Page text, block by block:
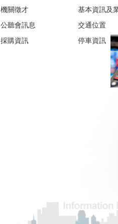
機關徵才
公聽會訊息
採購資訊
基本資訊及
交通位置
停車資訊